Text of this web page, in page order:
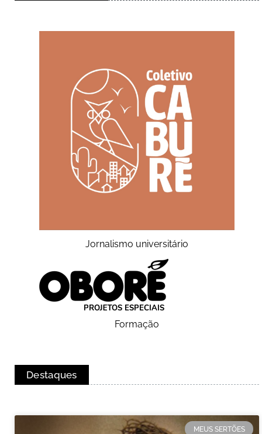
Jornalismo universitário
Formação
Destaques
MEUS SERTÕES